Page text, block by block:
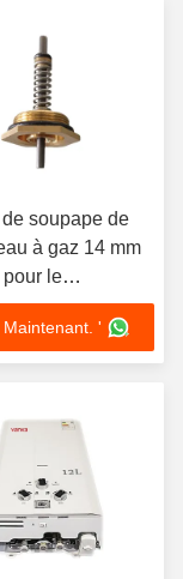
soupape de
à gaz 14 mm
pour le
d'appareils
Maintenant. '